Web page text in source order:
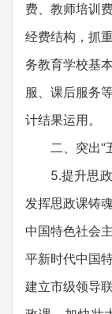
费、教师培训
经费结构，抓
务教育学校基
服、课后服务
计结果运用。
二、突出“五
5.提升思政
发挥思政课铸
中国特色社会
平新时代中国
建立市级领导